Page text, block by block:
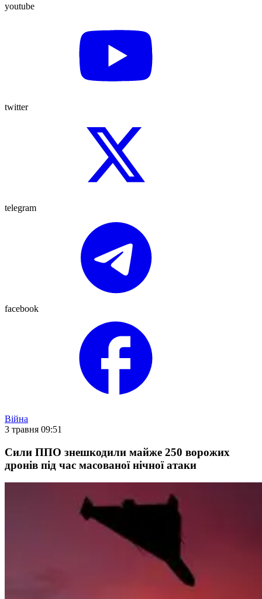
youtube
twitter
telegram
facebook
Війна
3 травня 09:51
Сили ППО знешкодили майже 250 ворожих
дронів під час масованої нічної атаки